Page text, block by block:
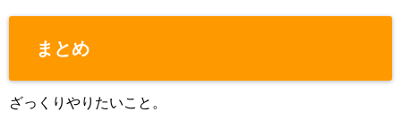
まとめ
ざっくりやりたいこと。